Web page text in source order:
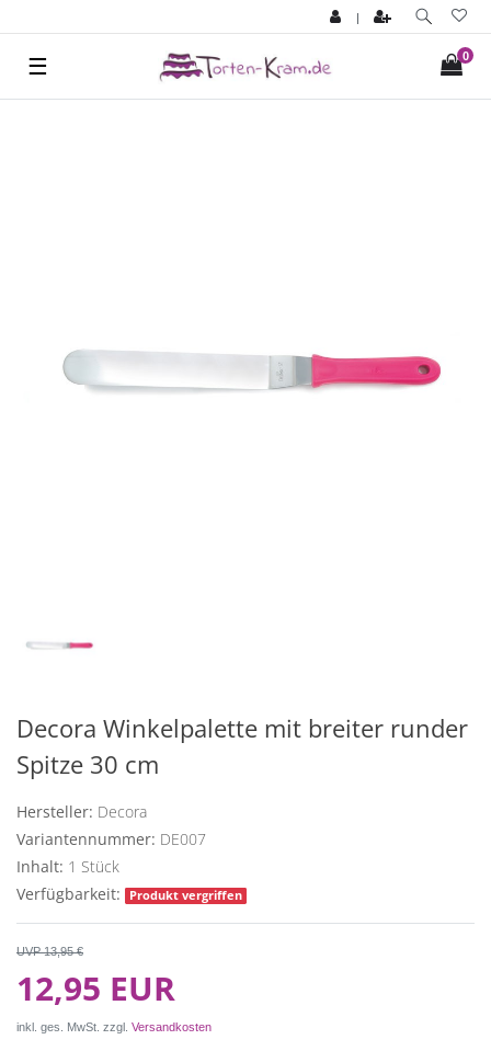
|
0
☰
Decora Winkelpalette mit breiter runder
Spitze 30 cm
Hersteller: Decora
Variantennummer: DE007
Inhalt: 1 Stück
Verfügbarkeit:
Produkt vergriffen
UVP 13,95 €
12,95 EUR
inkl. ges. MwSt. zzgl. Versandkosten